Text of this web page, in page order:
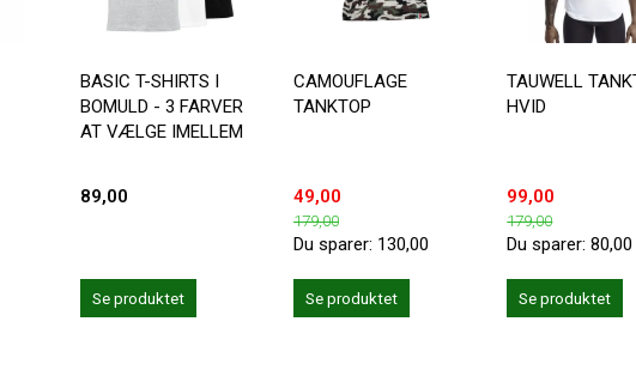
BASIC T-SHIRTS I
BOMULD - 3 FARVER
AT VÆLGE IMELLEM
89,00
Se produktet
CAMOUFLAGE
TANKTOP
49,00
179,00
Du sparer: 130,00
Se produktet
TAUWELL
HVID
99,00
179,00
Du sparer:80,00
Se produktet